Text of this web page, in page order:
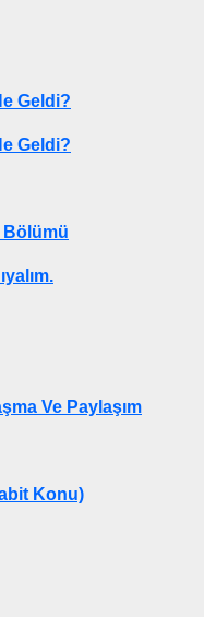
Geldi?
Geldi?
Bölümü
Ve Paylaşım
Konu)